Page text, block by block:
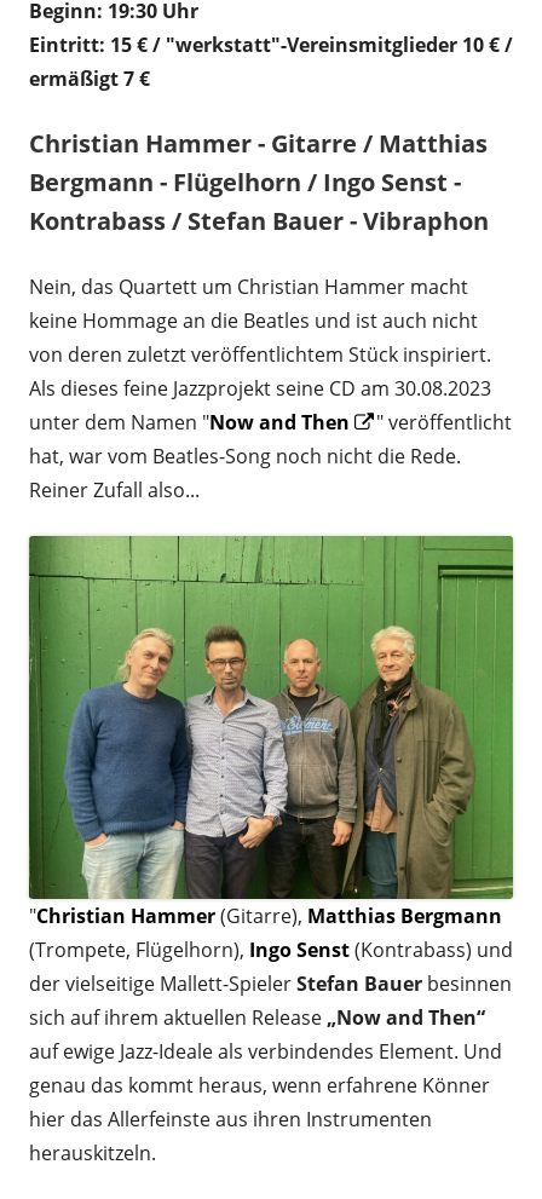
Beginn: 19:30 Uhr
Eintritt: 15 € / "werkstatt"-Vereinsmitglieder 10 € /
ermäßigt 7 €
Christian Hammer - Gitarre / Matthias
Bergmann - Flügelhorn / Ingo Senst -
Kontrabass / Stefan Bauer - Vibraphon
Nein, das Quartett um Christian Hammer macht
keine Hommage an die Beatles und ist auch nicht
von deren zuletzt veröffentlichtem Stück inspiriert.
Als dieses feine Jazzprojekt seine CD am 30.08.2023
unter dem Namen "Now and Then
Opens
in
window
" veröffentlicht
hat, war vom Beatles-Song noch nicht die Rede.
Reiner Zufall also...
"Christian Hammer(Gitarre), Matthias Bergmann
(Trompete, Flügelhorn), Ingo Senst(Kontrabass) und
der vielseitige Mallett-SpielerStefan Bauer besinnen
sich auf ihrem aktuellen Release „Now and Then“
auf ewige Jazz-Ideale als verbindendes Element. Und
genau das kommt heraus, wenn erfahrene Könner
hier das Allerfeinste aus ihren Instrumenten
herauskitzeln.